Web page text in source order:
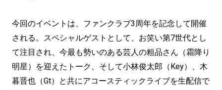
今回のイベントは、ファンクラブ3周年を記念して開催
される。スペシャルゲストとして、お笑い第7世代とし
て注目され、今最も勢いのある芸人の粗品さん（霜降り
明星）を迎えたトーク、そして小林俊太郎（Key）、木
暮晋也（Gt）と共にアコースティックライブを生配信で